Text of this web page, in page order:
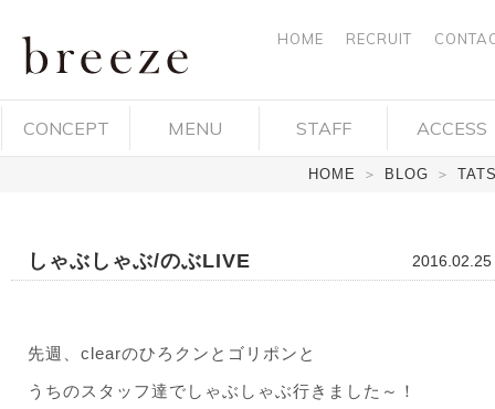
breeze ブ
リーズ 岡
デザイ
サロン・
HOME RECRUIT
CONCEPT MENU STAFF ACCESS
HOME ＞ BLOG ＞
2016.02.25
しゃぶしゃぶ/のぶLIVE
先週、clearのひろクンとゴリポンと
うちのスタッフ達でしゃぶしゃぶ行きました～！